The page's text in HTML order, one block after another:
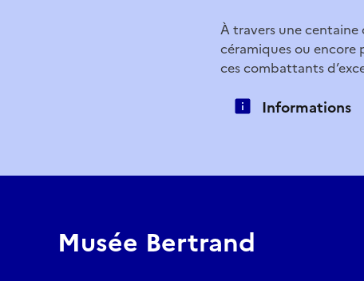
À travers une centaine
céramiques ou encore
ces combattants
Informations
Musée Bertrand